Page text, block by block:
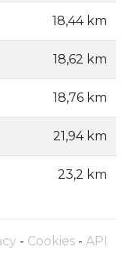
18,44 km
18,62 km
18,76 km
21,94 km
23,2 km
- Cookies- API